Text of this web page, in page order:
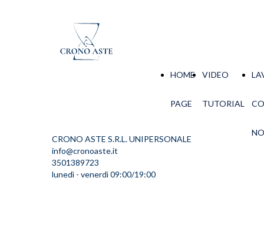
CRONO ASTE S.R.L. UNIPERSONALE
info@cronoaste.it
3501389723
lunedì - venerdì 09:00/19:00
HOME
PAGE
VIDEO
TUTORIAL